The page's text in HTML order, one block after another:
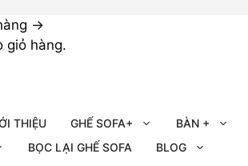
→
giỏ hàng.
THIỆU GHẾ SOFA+
BÀN +
BỌC LẠI GHẾ SOFA
BLOG